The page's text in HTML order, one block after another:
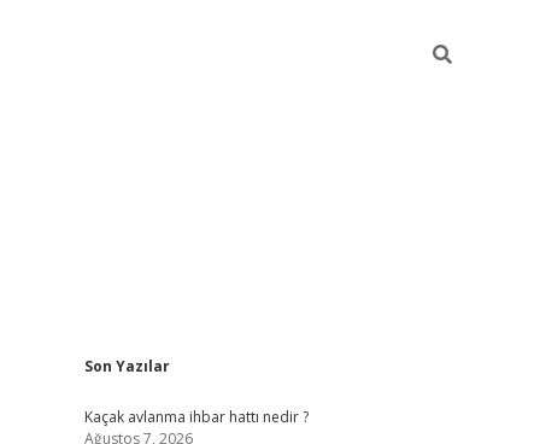
Sidebar
Son Yazılar
Kaçak avlanma ihbar hattı nedir ?
Ağustos 7, 2026
betexper girişilbet giriş yap